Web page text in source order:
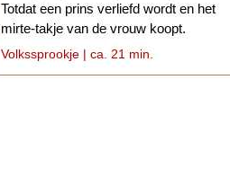
Totdat een prins verliefd wordt en het
mirte-takje van de vrouw koopt.
Volkssprookje | ca. 21 min.